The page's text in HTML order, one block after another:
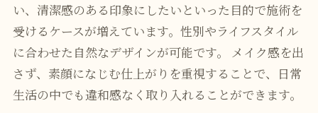
い、清潔感のある印象にしたいといった目的で施術を
受けるケースが増えています。性別やライフスタイル
に合わせた自然なデザインが可能です。 メイク感を出
さず、素顔になじむ仕上がりを重視することで、日常
生活の中でも違和感なく取り入れることができます。